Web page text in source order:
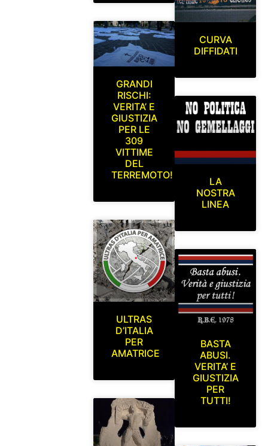
GRANDI
RISCHI:
VERITA’ E
GIUSTIZIA
PER LE
309
VITTIME
DEL
TERREMOTO!
ULTRAS
D’ITALIA
PER
AMATRICE
CURVA
DIFFIDATI
LA
NOSTRA
LINEA
BASTA
ABUSI.
VERITA’ E
GIUSTIZIA
PER
TUTTI!